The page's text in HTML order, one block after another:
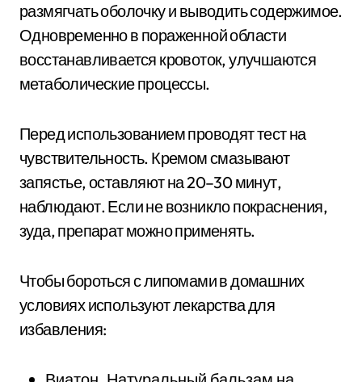
размягчать оболочку и выводить содержимое.
Одновременно в пораженной области
восстанавливается кровоток, улучшаются
метаболические процессы.
Перед использованием проводят тест на
чувствительность. Кремом смазывают
запястье, оставляют на 20–30 минут,
наблюдают. Если не возникло покраснения,
зуда, препарат можно применять.
Чтобы бороться с липомами в домашних
условиях используют лекарства для
избавления: